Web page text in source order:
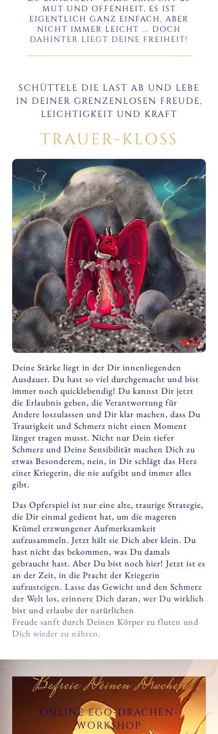
MUT UND OFFENHEIT, ES IST
EIGENTLICH GANZ EINFACH, ABER
NICHT IMMER LEICHT ... DOCH
DAHINTER LIEGT DEINE FREIHEIT!
SCHÜTTELE DIE LAST AB UND LEBE
IN DEINER GRENZENLOSEN FREUDE,
LEICHTIGKEIT UND KRAFT
TRAUER-KLOSS
Deine Stärke liegt in der Dir innenliegenden
Ausdauer. Du hast so viel durchgemacht und bist
immer noch quicklebendig! Du kannst Dir jetzt
die Erlaubnis geben, die Verantwortung für
Andere loszulassen und Dir klar machen, dass Du
Traurigkeit und Schmerz nicht einen Moment
länger tragen musst. Nicht nur Dein tiefer
Schmerz und Deine Sensibilität machen Dich zu
etwas Besonderem, nein, in Dir schlägt das Herz
einer Kriegerin, die nie aufgibt und immer alles
gibt.
Das Opferspiel ist nur eine alte, traurige Strategie,
die Dir einmal gedient hat, um die mageren
Krümel erzwungener Aufmerksamkeit
aufzusammeln. Jetzt hält sie Dich aber klein. Du
hast nicht das bekommen, was Du damals
gebraucht hast. Aber Du bist noch hier! Jetzt ist es
an der Zeit, in die Pracht der Kriegerin
aufzusteigen. Lasse das Gewicht und den Schmerz
der Welt los, erinnere Dich daran, wer Du wirklich
bist und erlaube der natürlichen
Freude sanft durch Deinen Körper zu fluten und
Dich wieder zu nähren.
Befreie Deinen Drachen
ONLINE EGO-DRACHEN-
WORKSHOP